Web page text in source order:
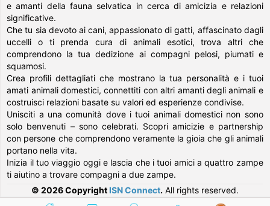
e amanti della fauna selvatica in cerca di amicizia e relazioni
significative.
Che tu sia devoto ai cani, appassionato di gatti, affascinato dagli
uccelli o ti prenda cura di animali esotici, trova altri che
comprendono la tua dedizione ai compagni pelosi, piumati e
squamosi.
Crea profili dettagliati che mostrano la tua personalità e i tuoi
amati animali domestici, connettiti con altri amanti degli animali e
costruisci relazioni basate su valori ed esperienze condivise.
Unisciti a una comunità dove i tuoi animali domestici non sono
solo benvenuti – sono celebrati. Scopri amicizie e partnership
con persone che comprendono veramente la gioia che gli animali
portano nella vita.
Inizia il tuo viaggio oggi e lascia che i tuoi amici a quattro zampe
ti aiutino a trovare compagni a due zampe.
© 2026 Copyright ISN Connect. All rights reserved.